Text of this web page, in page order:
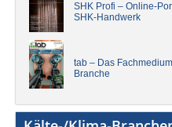
SHK Profi – Online-
SHK-Handwerk
tab – Das
Branche